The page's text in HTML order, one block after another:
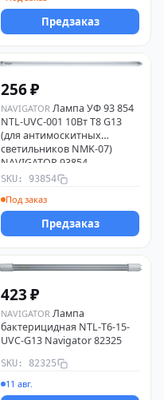
Предзаказ
256 ₽
NAVIGATOR Лампа УФ 93 854
NTL-UVC-001 10Вт T8 G13
(для антимоскитных
светильников NMK-07)
NAVIGATOR 93854
SKU: 93854
Под заказ
Предзаказ
423 ₽
NAVIGATOR Лампа
бактерицидная NTL-T6-15-
UVC-G13 Navigator 82325
SKU: 82325
11 авг.